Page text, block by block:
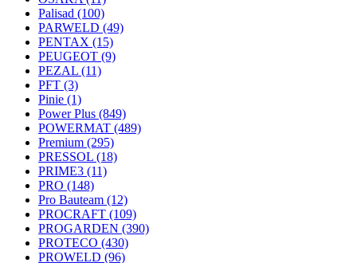
Palisad (100)
PARWELD (49)
PENTAX (15)
PEUGEOT (9)
PEZAL (11)
PFT (3)
Pinie (1)
Power Plus (849)
POWERMAT (489)
Premium (295)
PRESSOL (18)
PRIME3 (11)
PRO (148)
Pro Bauteam (12)
PROCRAFT (109)
PROGARDEN (390)
PROTECO (430)
PROWELD (96)